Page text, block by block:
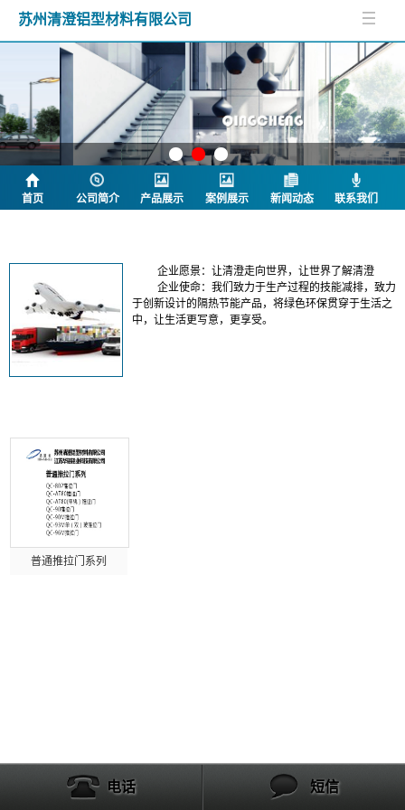
苏州清澄铝型材料有限公司
首页 公司简介 产品展示 案例展示 新闻动态 联系我们
企业愿景：让清澄走向世界，让世界了解清澄
企业使命：我们致力于生产过程的技能减排，致力
于创新设计的隔热节能产品，将绿色环保贯穿于生活之
中，让生活更写意，更享受。
普通推拉门系列
电话 短信